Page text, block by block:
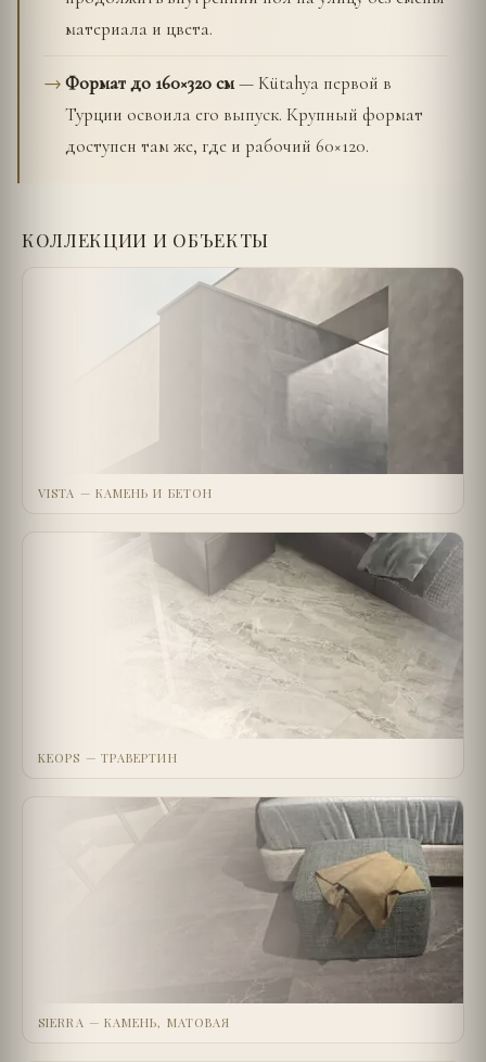
материала и цвета.
Формат до 160×320 см— Kütahya первой в
Турции освоила его выпуск. Крупный формат
доступен там же, где и рабочий 60×120.
КОЛЛЕКЦИИ И ОБЪЕКТЫ
VISTA — КАМЕНЬ И БЕТОН
KEOPS — ТРАВЕРТИН
SIERRA — КАМЕНЬ, МАТОВАЯ